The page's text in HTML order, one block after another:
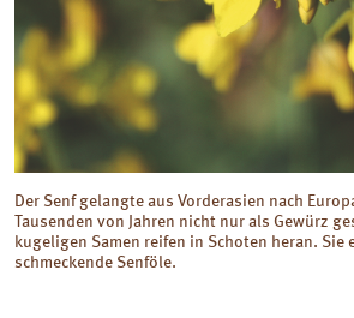
Der Senf gelangte aus Vorderasien nach
Tausenden von Jahren nicht nur als Gewürz
kugeligen Samen reifen in Schoten heran. Sie
schmeckende Senföle.